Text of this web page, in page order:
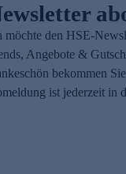
möchte den HSE-
Angebote &
bekommen
ist jederzeit in